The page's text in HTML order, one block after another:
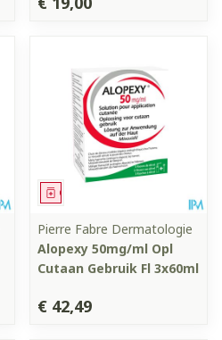
Geneesmiddel
Pierre Fabre Dermatologie
Alopexy 50mg/ml Opl
Cutaan Gebruik Fl 3x60ml
€ 42,49